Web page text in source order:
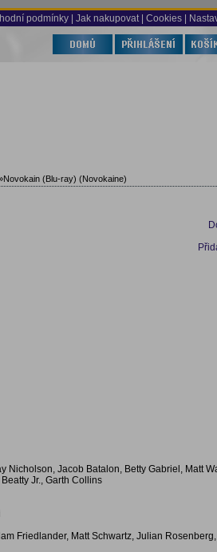
podmínky Jak nakupovat | Cookies |
Novokain (Blu-ray) (Novokaine)
Nicholson, Jacob Batalon, Betty Gabriel, Matt
Jr., Garth Collins
Friedlander, Matt Schwartz, Julian